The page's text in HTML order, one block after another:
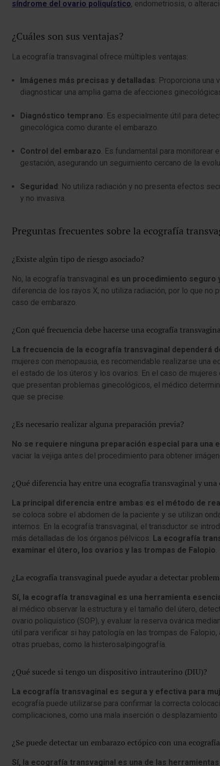
síndrome del ovario poliquístico, endometriosis, o
¿Cuáles son sus ventajas?
La ecografía transvaginal ofrece múltiples ventajas:
Imágenes más precisas y detalladas: Proporciona una
diagnosticar una amplia gama de afecciones
Diagnóstico temprano: Es especialmente útil para
ginecológica como durante el embarazo.
Control del embarazo. Es fundamental para
gestación, asegurando un seguimiento cercano de la
Seguridad : No utiliza radiación y no presenta efectos
y no invasiva.
Preguntas frecuentes sobre la ecografía
¿Existe algún tipo de riesgo asociado?
No, la ecografía transvaginal es un procedimiento
diferencia de los rayos X, no utiliza radiación, por lo que no
caso de embarazo.
¿Con qué frecuencia debe hacerse una ecografía
La frecuencia de la ecografía transvaginal dependerá
mujeres con menopausia, es recomendable realizarse una
el estado de los úteros y los ovarios. En el caso de
que presentan problemas ginecológicos, el médico
que se precise.
¿Es necesario realizar alguna preparación previa?
No se requiere ninguna preparación especial para una
vaciar la vejiga antes del procedimiento para obtener
¿Qué diferencia hay entre una ecografía transvaginal y
La principal diferencia entre ambas es el método de
se coloca sobre el abdomen de la paciente y se utilizan
internos. En la ecografía transvaginal, el transductor se
más detalladas de los órganos pélvicos. La ecografía
examinar el útero, los ovarios y las trompas de Falopio.
¿La ecografía transvaginal puede ayudar a detectar
Sí, la ecografía transvaginal es una herramienta
al médico observar la estructura y el tamaño del útero,
ovario poliquístico (SOP), y evaluar la reserva ovárica
útil para verificar si hay patología en las trompas de
otras pruebas, como la histerosalpingografía.
¿Qué sucede si tengo un dispositivo intrauterino (DIU)?
La ecografía transvaginal es segura y efectiva para
ecografía puede utilizarse para confirmar la correcta
complicaciones, como una mala inserción o desplazamiento
¿Se puede detectar un embarazo ectópico con una
Sí, la ecografía transvaginal es una de las